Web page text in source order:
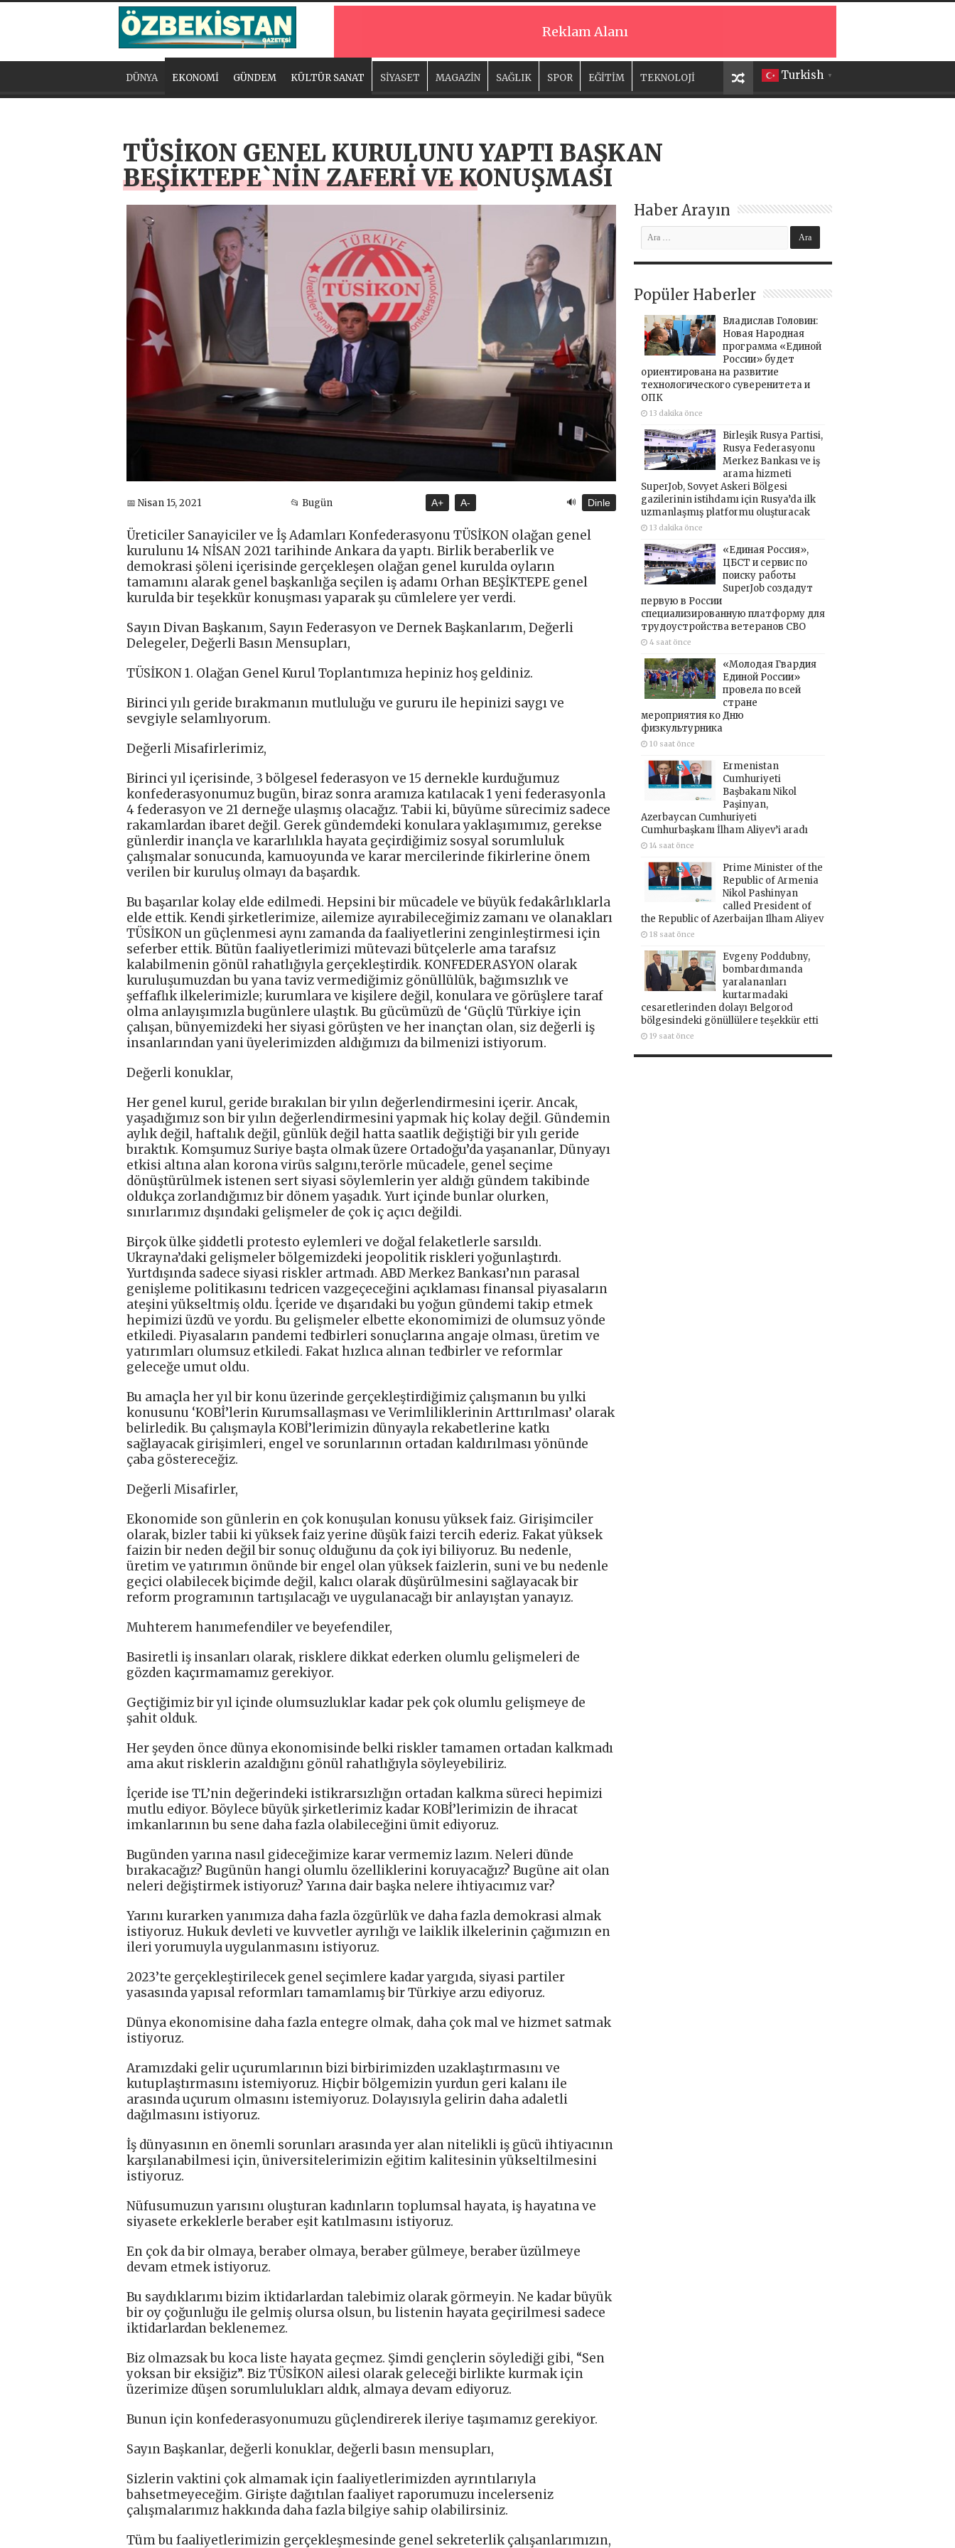
Reklam Alanı
Turkish ▼
DÜNYA EKONOMİ GÜNDEM KÜLTÜR SANAT SİYASET MAGAZİN SAĞLIK SPOR EĞİTİM TEKNOLOJİ
TÜSİKON GENEL KURULUNU YAPTI BAŞKAN
BEŞİKTEPE`NİN ZAFERİ VE KONUŞMASI
📅 Nisan 15, 2021 📂 Bugün A+ A- 🔊 Dinle
Üreticiler Sanayiciler ve İş Adamları Konfederasyonu TÜSİKON olağan genel
kurulunu 14 NİSAN 2021 tarihinde Ankara da yaptı. Birlik beraberlik ve
demokrasi şöleni içerisinde gerçekleşen olağan genel kurulda oyların
tamamını alarak genel başkanlığa seçilen iş adamı Orhan BEŞİKTEPE genel
kurulda bir teşekkür konuşması yaparak şu cümlelere yer verdi.
Sayın Divan Başkanım, Sayın Federasyon ve Dernek Başkanlarım, Değerli
Delegeler, Değerli Basın Mensupları,
TÜSİKON 1. Olağan Genel Kurul Toplantımıza hepiniz hoş geldiniz.
Birinci yılı geride bırakmanın mutluluğu ve gururu ile hepinizi saygı ve
sevgiyle selamlıyorum.
Değerli Misafirlerimiz,
Birinci yıl içerisinde, 3 bölgesel federasyon ve 15 dernekle kurduğumuz
konfederasyonumuz bugün, biraz sonra aramıza katılacak 1 yeni federasyonla
4 federasyon ve 21 derneğe ulaşmış olacağız. Tabii ki, büyüme sürecimiz sadece
rakamlardan ibaret değil. Gerek gündemdeki konulara yaklaşımımız, gerekse
günlerdir inançla ve kararlılıkla hayata geçirdiğimiz sosyal sorumluluk
çalışmalar sonucunda, kamuoyunda ve karar mercilerinde fikirlerine önem
verilen bir kuruluş olmayı da başardık.
Bu başarılar kolay elde edilmedi. Hepsini bir mücadele ve büyük fedakârlıklarla
elde ettik. Kendi şirketlerimize, ailemize ayırabileceğimiz zamanı ve olanakları
TÜSİKON un güçlenmesi aynı zamanda da faaliyetlerini zenginleştirmesi için
seferber ettik. Bütün faaliyetlerimizi mütevazi bütçelerle ama tarafsız
kalabilmenin gönül rahatlığıyla gerçekleştirdik. KONFEDERASYON olarak
kuruluşumuzdan bu yana taviz vermediğimiz gönüllülük, bağımsızlık ve
şeffaflık ilkelerimizle; kurumlara ve kişilere değil, konulara ve görüşlere taraf
olma anlayışımızla bugünlere ulaştık. Bu gücümüzü de ‘Güçlü Türkiye için
çalışan, bünyemizdeki her siyasi görüşten ve her inançtan olan, siz değerli iş
insanlarından yani üyelerimizden aldığımızı da bilmenizi istiyorum.
Değerli konuklar,
Her genel kurul, geride bırakılan bir yılın değerlendirmesini içerir. Ancak,
yaşadığımız son bir yılın değerlendirmesini yapmak hiç kolay değil. Gündemin
aylık değil, haftalık değil, günlük değil hatta saatlik değiştiği bir yılı geride
bıraktık. Komşumuz Suriye başta olmak üzere Ortadoğu’da yaşananlar, Dünyayı
etkisi altına alan korona virüs salgını,terörle mücadele, genel seçime
dönüştürülmek istenen sert siyasi söylemlerin yer aldığı gündem takibinde
oldukça zorlandığımız bir dönem yaşadık. Yurt içinde bunlar olurken,
sınırlarımız dışındaki gelişmeler de çok iç açıcı değildi.
Birçok ülke şiddetli protesto eylemleri ve doğal felaketlerle sarsıldı.
Ukrayna’daki gelişmeler bölgemizdeki jeopolitik riskleri yoğunlaştırdı.
Yurtdışında sadece siyasi riskler artmadı. ABD Merkez Bankası’nın parasal
genişleme politikasını tedricen vazgeçeceğini açıklaması finansal piyasaların
ateşini yükseltmiş oldu. İçeride ve dışarıdaki bu yoğun gündemi takip etmek
hepimizi üzdü ve yordu. Bu gelişmeler elbette ekonomimizi de olumsuz yönde
etkiledi. Piyasaların pandemi tedbirleri sonuçlarına angaje olması, üretim ve
yatırımları olumsuz etkiledi. Fakat hızlıca alınan tedbirler ve reformlar
geleceğe umut oldu.
Bu amaçla her yıl bir konu üzerinde gerçekleştirdiğimiz çalışmanın bu yılki
konusunu ‘KOBİ’lerin Kurumsallaşması ve Verimliliklerinin Arttırılması’ olarak
belirledik. Bu çalışmayla KOBİ’lerimizin dünyayla rekabetlerine katkı
sağlayacak girişimleri, engel ve sorunlarının ortadan kaldırılması yönünde
çaba göstereceğiz.
Değerli Misafirler,
Ekonomide son günlerin en çok konuşulan konusu yüksek faiz. Girişimciler
olarak, bizler tabii ki yüksek faiz yerine düşük faizi tercih ederiz. Fakat yüksek
faizin bir neden değil bir sonuç olduğunu da çok iyi biliyoruz. Bu nedenle,
üretim ve yatırımın önünde bir engel olan yüksek faizlerin, suni ve bu nedenle
geçici olabilecek biçimde değil, kalıcı olarak düşürülmesini sağlayacak bir
reform programının tartışılacağı ve uygulanacağı bir anlayıştan yanayız.
Muhterem hanımefendiler ve beyefendiler,
Basiretli iş insanları olarak, risklere dikkat ederken olumlu gelişmeleri de
gözden kaçırmamamız gerekiyor.
Geçtiğimiz bir yıl içinde olumsuzluklar kadar pek çok olumlu gelişmeye de
şahit olduk.
Her şeyden önce dünya ekonomisinde belki riskler tamamen ortadan kalkmadı
ama akut risklerin azaldığını gönül rahatlığıyla söyleyebiliriz.
İçeride ise TL’nin değerindeki istikrarsızlığın ortadan kalkma süreci hepimizi
mutlu ediyor. Böylece büyük şirketlerimiz kadar KOBİ’lerimizin de ihracat
imkanlarının bu sene daha fazla olabileceğini ümit ediyoruz.
Bugünden yarına nasıl gideceğimize karar vermemiz lazım. Neleri dünde
bırakacağız? Bugünün hangi olumlu özelliklerini koruyacağız? Bugüne ait olan
neleri değiştirmek istiyoruz? Yarına dair başka nelere ihtiyacımız var?
Yarını kurarken yanımıza daha fazla özgürlük ve daha fazla demokrasi almak
istiyoruz. Hukuk devleti ve kuvvetler ayrılığı ve laiklik ilkelerinin çağımızın en
ileri yorumuyla uygulanmasını istiyoruz.
2023’te gerçekleştirilecek genel seçimlere kadar yargıda, siyasi partiler
yasasında yapısal reformları tamamlamış bir Türkiye arzu ediyoruz.
Dünya ekonomisine daha fazla entegre olmak, daha çok mal ve hizmet satmak
istiyoruz.
Aramızdaki gelir uçurumlarının bizi birbirimizden uzaklaştırmasını ve
kutuplaştırmasını istemiyoruz. Hiçbir bölgemizin yurdun geri kalanı ile
arasında uçurum olmasını istemiyoruz. Dolayısıyla gelirin daha adaletli
dağılmasını istiyoruz.
İş dünyasının en önemli sorunları arasında yer alan nitelikli iş gücü ihtiyacının
karşılanabilmesi için, üniversitelerimizin eğitim kalitesinin yükseltilmesini
istiyoruz.
Nüfusumuzun yarısını oluşturan kadınların toplumsal hayata, iş hayatına ve
siyasete erkeklerle beraber eşit katılmasını istiyoruz.
En çok da bir olmaya, beraber olmaya, beraber gülmeye, beraber üzülmeye
devam etmek istiyoruz.
Bu saydıklarımı bizim iktidarlardan talebimiz olarak görmeyin. Ne kadar büyük
bir oy çoğunluğu ile gelmiş olursa olsun, bu listenin hayata geçirilmesi sadece
iktidarlardan beklenemez.
Biz olmazsak bu koca liste hayata geçmez. Şimdi gençlerin söylediği gibi, “Sen
yoksan bir eksiğiz”. Biz TÜSİKON ailesi olarak geleceği birlikte kurmak için
üzerimize düşen sorumlulukları aldık, almaya devam ediyoruz.
Bunun için konfederasyonumuzu güçlendirerek ileriye taşımamız gerekiyor.
Sayın Başkanlar, değerli konuklar, değerli basın mensupları,
Sizlerin vaktini çok almamak için faaliyetlerimizden ayrıntılarıyla
bahsetmeyeceğim. Girişte dağıtılan faaliyet raporumuzu incelerseniz
çalışmalarımız hakkında daha fazla bilgiye sahip olabilirsiniz.
Tüm bu faaliyetlerimizin gerçekleşmesinde genel sekreterlik çalışanlarımızın,
Haber Arayın
Popüler Haberler
Владислав Головин:
Новая Народная
программа «Единой
России» будет
ориентирована на развитие
технологического суверенитета и
ОПК
13 dakika önce
Birleşik Rusya Partisi,
Rusya Federasyonu
Merkez Bankası ve iş
arama hizmeti
SuperJob, Sovyet Askeri Bölgesi
gazilerinin istihdamı için Rusya’da ilk
uzmanlaşmış platformu oluşturacak
13 dakika önce
«Единая Россия»,
ЦБСТ и сервис по
поиску работы
SuperJob создадут
первую в России
специализированную платформу для
трудоустройства ветеранов СВО
4 saat önce
«Молодая Гвардия
Единой России»
провела по всей
стране
мероприятия ко Дню
физкультурника
10 saat önce
Ermenistan
Cumhuriyeti
Başbakanı Nikol
Paşinyan,
Azerbaycan Cumhuriyeti
Cumhurbaşkanı İlham Aliyev’i aradı
14 saat önce
Prime Minister of the
Republic of Armenia
Nikol Pashinyan
called President of
the Republic of Azerbaijan Ilham Aliyev
18 saat önce
Evgeny Poddubny,
bombardımanda
yaralananları
kurtarmadaki
cesaretlerinden dolayı Belgorod
bölgesindeki gönüllülere teşekkür etti
19 saat önce